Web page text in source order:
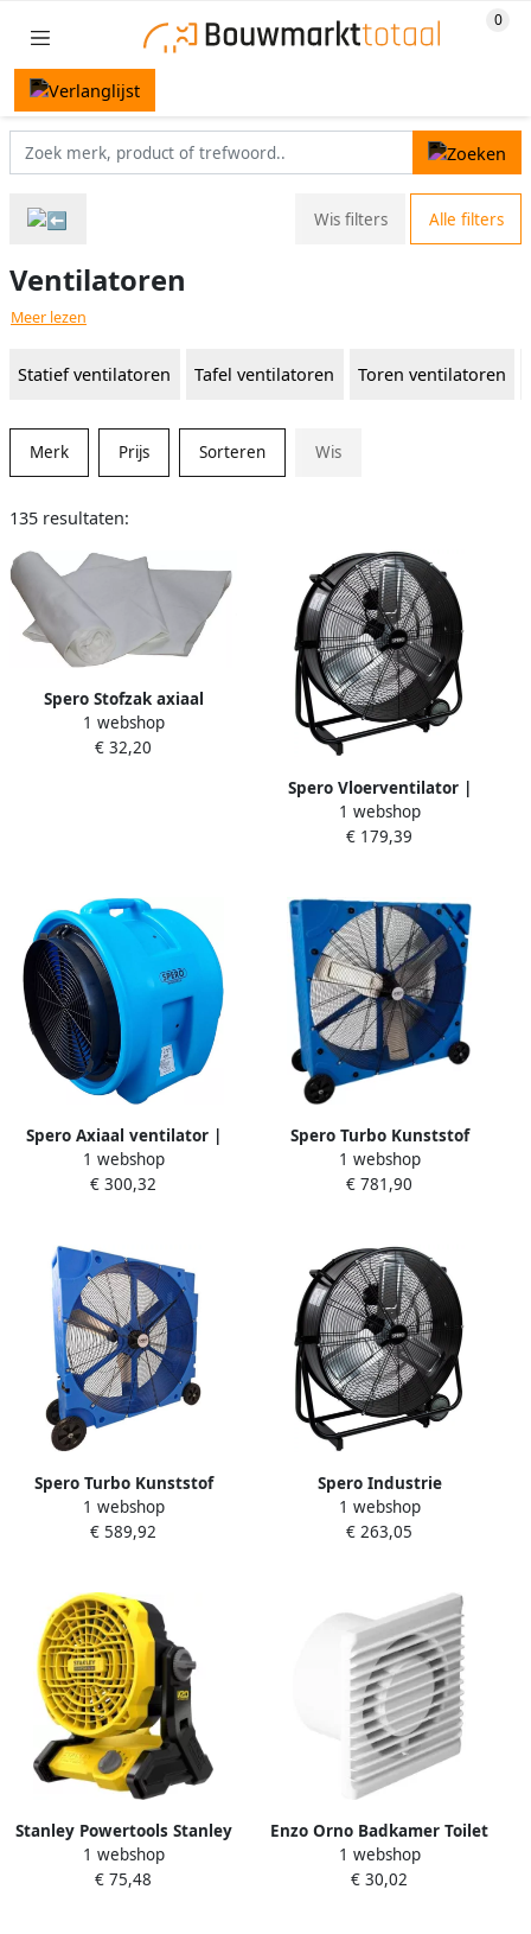
Wis filters Alle filters
Ventilatoren
Meer lezen
Statief ventilatoren Tafel ventilatoren Toren ventilatoren
Merk Prijs Sorteren Wis
135 resultaten:
Spero Stofzak axiaal
ventilatoren | 330mm x
3Mtr SBL4001SZ
1 webshop
€ 32,20
Spero Vloerventilator |
60cm | 7680 m3 h |
kantelbaar SPVK60
1 webshop
€ 179,39
Spero Axiaal ventilator |
7560M3 H | dia:410mm |
830W SBL1002
1 webshop
€ 300,32
Spero Turbo Kunststof
Vloerventilator | 110 cm |
max 28.200 m3 h SPK1100
1 webshop
€ 781,90
Spero Turbo Kunststof
Vloerventilator | max
22.200 m3 h | 90 cm |
1 webshop
€ 589,92
Spero Industrie
Vloerventilator | 75 cm |
Kantelbaar | Max. 11050 m3
1 webshop
€ 263,05
Stanley Powertools Stanley
FATMAX SFMCE001B SFM
V20 Ventilator | Body
1 webshop
€ 75,48
Enzo Orno Badkamer Toilet
ventilator wit 100mm +
timer en sensor 8611020
1 webshop
€ 30,02